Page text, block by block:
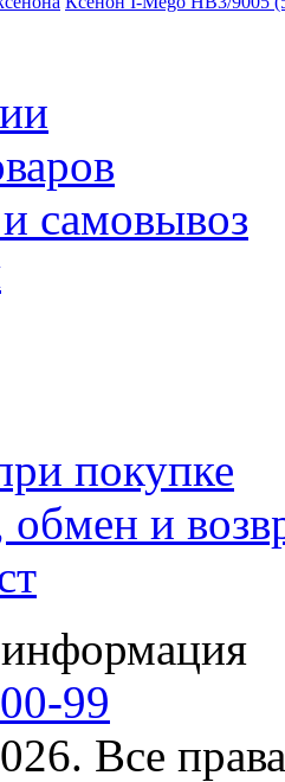
самовывоз
покупке
обмен и
99
Все